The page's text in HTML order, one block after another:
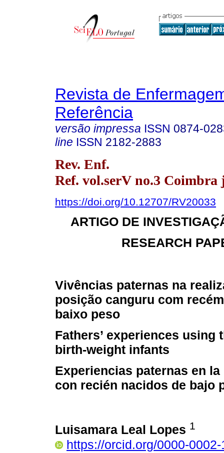
Revista de
Referência
versão impressa ISSN 0874-
line ISSN 2182-2883
Rev. Enf.
Ref. vol.serV no.3 Coimbra
https://doi.org/10.12707/RV20033
ARTIGO DE
RESEARCH
Vivências paternas na
posição canguru com
baixo peso
Fathers’ experiences
birth-weight infants
Experiencias paternas en
con recién nacidos de bajo
Luisamara Leal Lopes 1
https://orcid.org/0000-